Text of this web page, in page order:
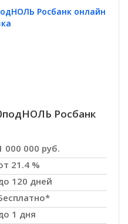
Росбанк
000 000 руб.
21.4 %
120 дней
1 дня